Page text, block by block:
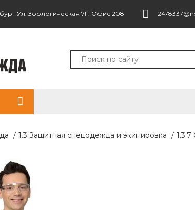
Ул. Зоологическая 7Г. Офис 208
/ 1.3 Защитная спецодежда и экипировка /